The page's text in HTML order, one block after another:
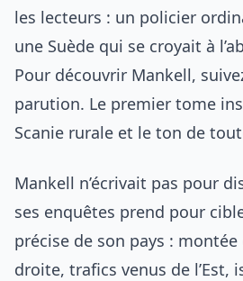
les lecteurs : un policier
une Suède qui se croyait à
Pour découvrir Mankell,
parution. Le premier tome
Scanie rurale et le ton de
Mankell n’écrivait pas pour
ses enquêtes prend pour
précise de son pays : montée
droite, trafics venus de l’Est,